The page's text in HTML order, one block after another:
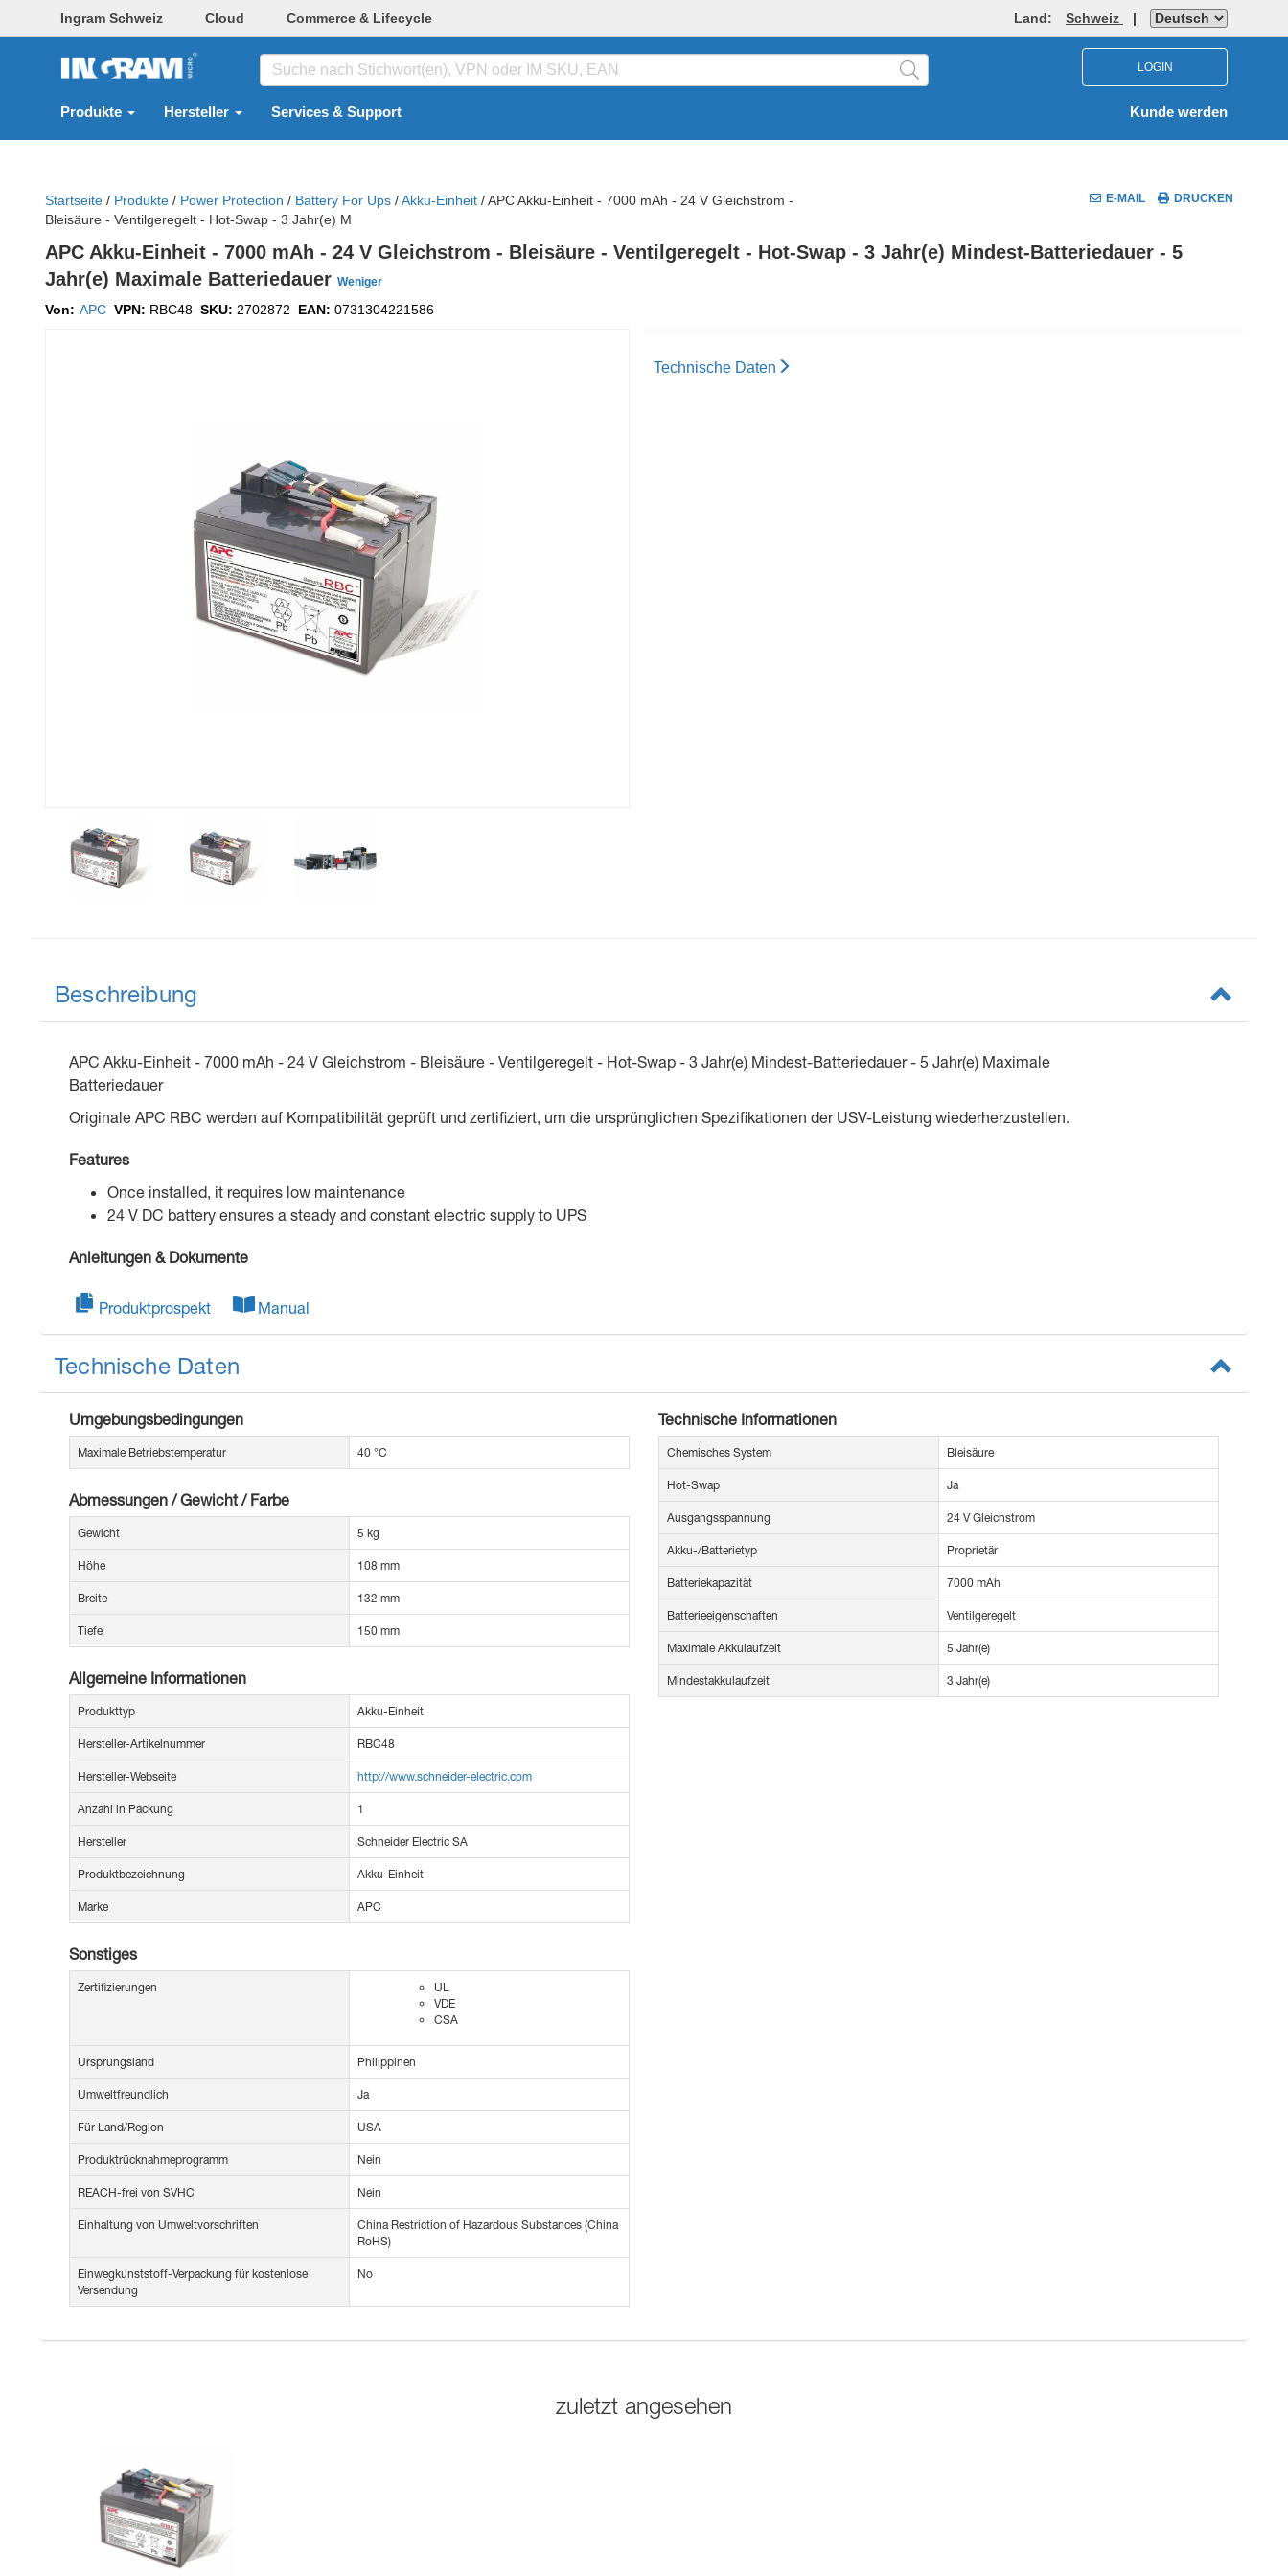
Ingram Schweiz Cloud Commerce & Lifecycle Land: Schweiz |
LOGIN
Produkte Hersteller Services & Support Kunde werden
Startseite / Produkte / Power Protection / Battery For Ups /Akku-Einheit /APC Akku-Einheit - 7000 mAh - 24 V Gleichstrom -
Bleisäure - Ventilgeregelt - Hot-Swap - 3 Jahr(e) M
E-MAIL DRUCKEN
APC Akku-Einheit - 7000 mAh - 24 V Gleichstrom - Bleisäure - Ventilgeregelt - Hot-Swap - 3 Jahr(e) Mindest-Batteriedauer - 5
Jahr(e) Maximale Batteriedauer Weniger
Von: APC VPN: RBC48 SKU: 2702872 EAN: 0731304221586
Technische Daten
Beschreibung
APC Akku-Einheit - 7000 mAh - 24 V Gleichstrom - Bleisäure - Ventilgeregelt - Hot-Swap - 3 Jahr(e) Mindest-Batteriedauer - 5 Jahr(e) Maximale
Batteriedauer
Originale APC RBC werden auf Kompatibilität geprüft und zertifiziert, um die ursprünglichen Spezifikationen der USV-Leistung wiederherzustellen.
Features
Once installed, it requires low maintenance
24 V DC battery ensures a steady and constant electric supply to UPS
Anleitungen & Dokumente
Produktprospekt Manual
Technische Daten
Umgebungsbedingungen
Maximale Betriebstemperatur 40 °C
Abmessungen / Gewicht / Farbe
Gewicht 5 kg
Höhe 108 mm
Breite 132 mm
Tiefe 150 mm
Allgemeine Informationen
Produkttyp Akku-Einheit
Hersteller-Artikelnummer RBC48
Hersteller-Webseite http://www.schneider-electric.com
Anzahl in Packung 1
Hersteller Schneider Electric SA
Produktbezeichnung Akku-Einheit
Marke APC
Sonstiges
Zertifizierungen
UL
VDE
CSA
Ursprungsland Philippinen
Umweltfreundlich Ja
Für Land/Region USA
Produktrücknahmeprogramm Nein
REACH-frei von SVHC Nein
Einhaltung von Umweltvorschriften
China Restriction of Hazardous Substances (China
RoHS)
Einwegkunststoff-Verpackung für kostenlose
Versendung
No
Technische Informationen
Chemisches System Bleisäure
Hot-Swap Ja
Ausgangsspannung 24 V Gleichstrom
Akku-/Batterietyp Proprietär
Batteriekapazität 7000 mAh
Batterieeigenschaften Ventilgeregelt
Maximale Akkulaufzeit 5 Jahr(e)
Mindestakkulaufzeit 3 Jahr(e)
zuletzt angesehen